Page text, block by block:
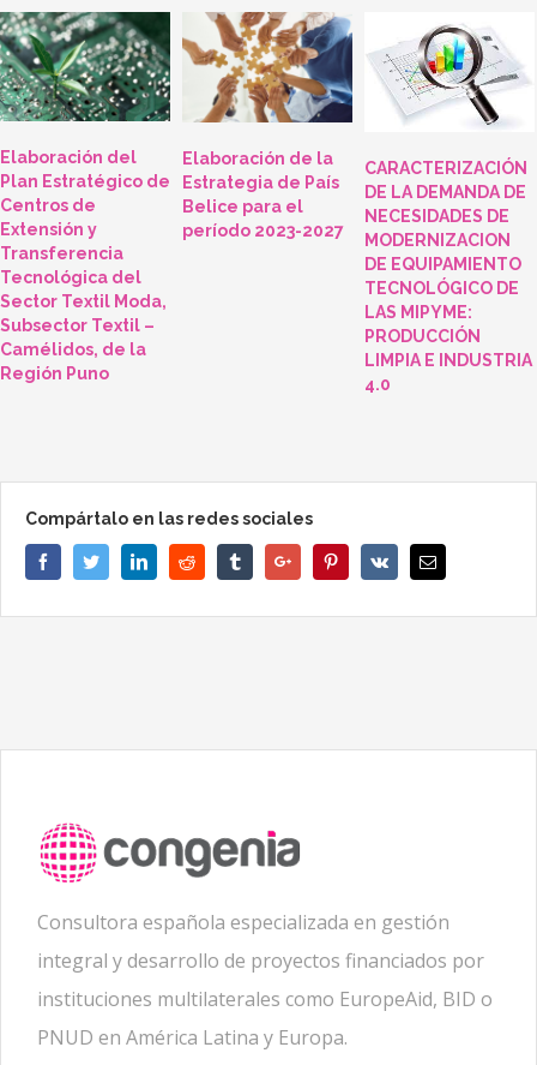
Elaboración del
Plan Estratégico de
Centros de
Extensión y
Transferencia
Tecnológica del
Sector Textil Moda,
Subsector Textil –
Camélidos, de la
Región Puno
Elaboración de la
Estrategia de País
Belice para el
período 2023-2027
CARACTERIZACIÓN
DE LA DEMANDA DE
NECESIDADES DE
MODERNIZACION
DE EQUIPAMIENTO
TECNOLÓGICO DE
LAS MIPYME:
PRODUCCIÓN
LIMPIA E INDUSTRIA
4.0
Compártalo en las redes sociales
FacebookTwitterLinkedinReddit TumblrGoogle+ PinterestVk Email
Consultora española especializada en gestión
integral y desarrollo de proyectos financiados por
instituciones multilaterales como EuropeAid, BID o
PNUD en América Latina y Europa.